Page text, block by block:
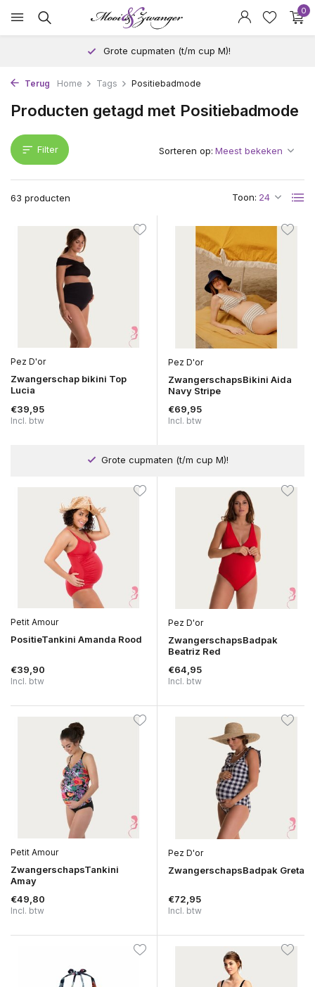
0
Grote cupmaten (t/m cup M)!
Terug Home Tags Positiebadmode
Producten getagd met Positiebadmode
Filter
63 producten Toon:
Sorteren op:
Pez D'or
Zwangerschap bikini Top
Lucia
€39,95
Incl. btw
Pez D'or
ZwangerschapsBikini Aida
Navy Stripe
€69,95
Incl. btw
Grote cupmaten (t/m cup M)!
Petit Amour
PositieTankini Amanda Rood
€39,90
Incl. btw
Pez D'or
ZwangerschapsBadpak
Beatriz Red
€64,95
Incl. btw
Petit Amour
ZwangerschapsTankini
Amay
€49,80
Incl. btw
Pez D'or
ZwangerschapsBadpak Greta
€72,95
Incl. btw